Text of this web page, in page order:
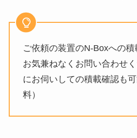
ご依頼の装置のN-Boxへの積
お気兼ねなくお問い合わせ
にお伺いしての積載確認も
料）